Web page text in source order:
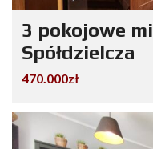
3 pokojowe
Spółdzielcza
470.000zł